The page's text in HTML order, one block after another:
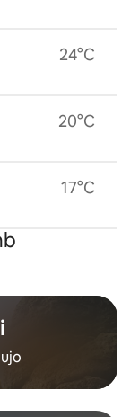
24°C
20°C
17°C